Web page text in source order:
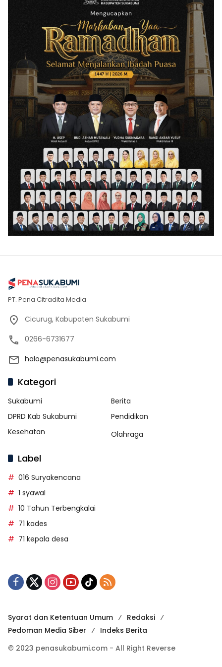
PT. Pena Citradita Media
Cicurug, Kabupaten Sukabumi
0266-6731677
halo@penasukabumi.com
Kategori
Sukabumi
Berita
DPRD Kab Sukabumi
Pendidikan
Kesehatan
Olahraga
Label
016 Suryakencana
1 syawal
10 Tahun Terbengkalai
71 kades
71 kepala desa
Syarat dan Ketentuan Umum
Redaksi
Pedoman Media Siber
Indeks Berita
© 2023 penasukabumi.com - All Right Reverse